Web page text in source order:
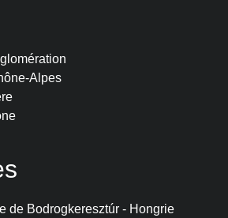
Alpes
de Bodrogkeresztúr - Hongrie